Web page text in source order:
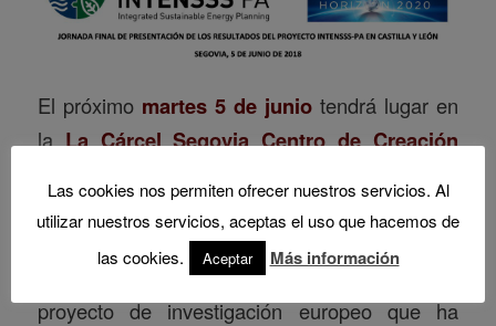
El próximo martes 5 de junio tendrá lugar en
laLa Cárcel_Segovia Centro de Creación
jornada final de presentación de los resultados
del proyecto INTENSSS-PA en Castilla y León.
El acto pondrá fin en nuestra región a este
proyecto de investigación europeo que ha
Las cookies nos permiten ofrecer nuestros servicios. Al
utilizar nuestros servicios, aceptas el uso que hacemos de
las cookies.
Aceptar Más información